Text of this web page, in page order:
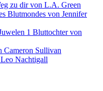
zu dir von L.A. Green
Blutmondes von Jennifer
1 Bluttochter von
Cameron Sullivan
Nachtigall